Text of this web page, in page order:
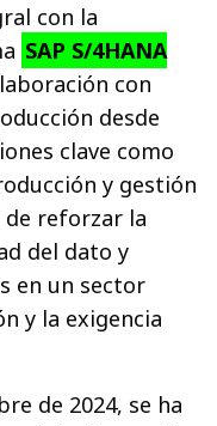
con la
SAP S/4HANA
con
desde
clave como
y gestión
reforzar la
del dato y
en un sector
y la exigencia
de 2024, se ha